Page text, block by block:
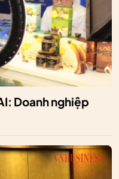
Doanh nghiệp